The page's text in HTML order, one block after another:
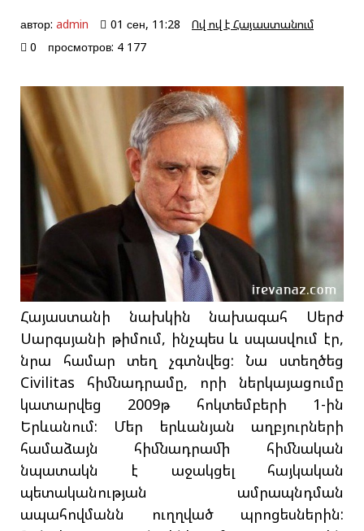
автор: admin 01 сен, 11:28
Ով ով է Հայաստանում
0
просмотров: 4 177
Հայաստանի նախկին նախագահ Սերժ
Սարգսյանի թիմում, ինչպես և սպասվում էր,
նրա համար տեղ չգտնվեց: Նա ստեղծեց
Civilitas հիմնադրամը, որի ներկայացումը
կատարվեց 2009թ հոկտեմբերի 1-ին
Երևանում: Մեր երևանյան աղբյուրների
համաձայն հիմնադրամի հիմնական
նպատակն է աջակցել հայկական
պետականության ամրապնդման
ապահովմանն ուղղված պրոցեսներին: